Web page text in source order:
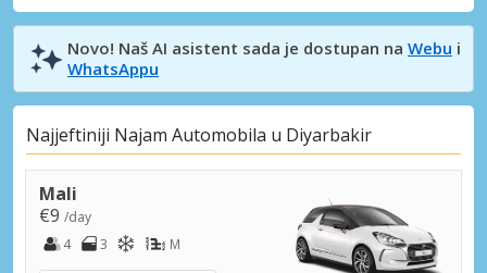
Novo! Naš AI asistent sada je dostupan na Webu i
WhatsAppu
Najjeftiniji Najam Automobila u Diyarbakir
Mali
€9 /day
4
3 M